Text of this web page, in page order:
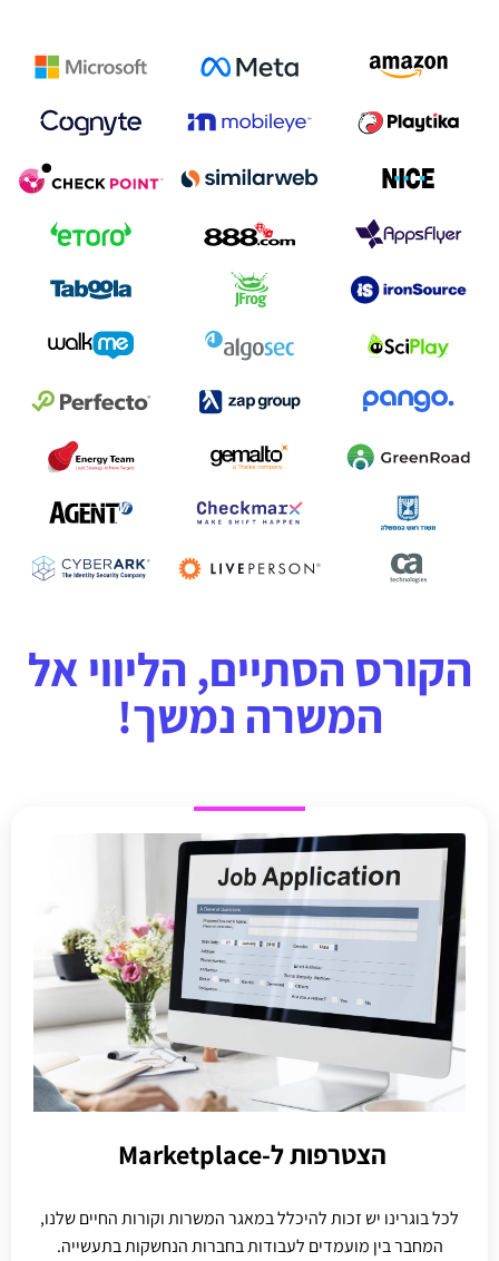
הקורס הסתיים, הליווי אל
המשרה נמשך!
הצטרפות ל-Marketplace ​
לכל בוגרינו יש זכות להיכלל במאגר המשרות וקורות החיים שלנו,
המחבר בין מועמדים לעבודות בחברות הנחשקות בתעשייה.